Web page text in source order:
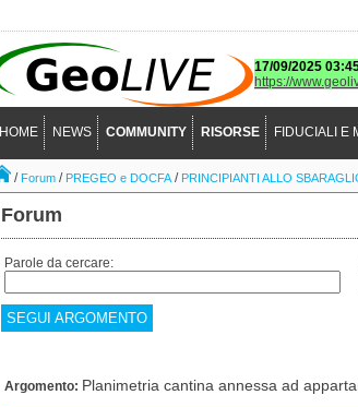
17/09/2025
https://
HOME NEWS COMMUNITY RISORSE FIDUCIALI E
/Forum /PREGEO e DOCFA/PRINCIPIANTI ALLO
Forum
Parole da cercare:
SEGUI ARGOMENTO
Argomento: Planimetria cantina annessa ad